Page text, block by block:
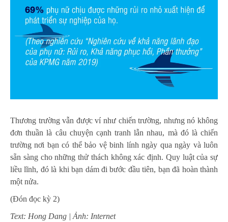
Thương trường vẫn được ví như chiến trường, nhưng nó không
đơn thuần là câu chuyện cạnh tranh lẫn nhau, mà đó là chiến
trường nơi bạn có thể bảo vệ binh lính ngày qua ngày và luôn
sẵn sàng cho những thử thách không xác định. Quy luật của sự
liều lĩnh, đó là khi bạn dám đi bước đầu tiên, bạn đã hoàn thành
một nửa.
(Đón đọc kỳ 2)
Text: Hong Dang | Ảnh: Internet